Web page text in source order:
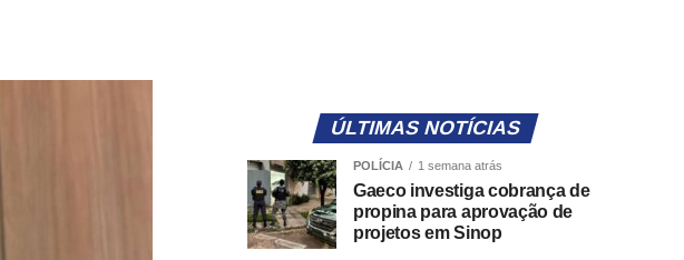
ÚLTIMAS NOTÍCIAS
POLÍCIA 1 semana atrás
Gaeco investiga cobrança de
propina para aprovação de
projetos em Sinop